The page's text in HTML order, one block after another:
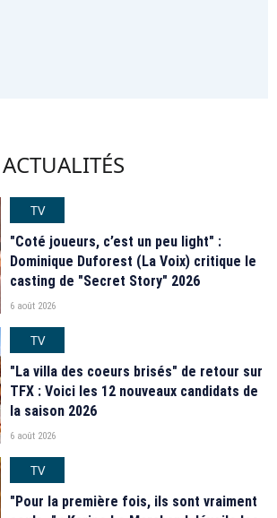
TV
"Coté joueurs, c’est un peu light" :
Dominique Duforest (La Voix) critique le
casting de "Secret Story" 2026
6 août 2026
TV
"La villa des coeurs brisés" de retour sur
TFX : Voici les 12 nouveaux candidats de
la saison 2026
6 août 2026
TV
"Pour la première fois, ils sont vraiment